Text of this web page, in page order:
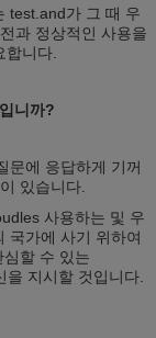
test.and가 그 때 우
과 정상적인 사용을
니다.
니까?
문에 응답하게 기꺼
있습니다.
사용하는 및 우
국가에 사기 위하여
할 수 있는
지시할 것입니다.